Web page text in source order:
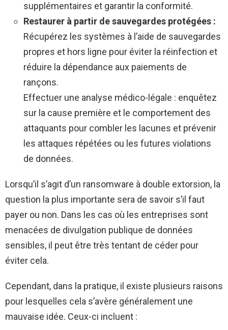
supplémentaires et garantir la conformité.
Restaurer à partir de sauvegardes protégées :
Récupérez les systèmes à l’aide de sauvegardes
propres et hors ligne pour éviter la réinfection et
réduire la dépendance aux paiements de
rançons.
Effectuer une analyse médico-légale : enquêtez
sur la cause première et le comportement des
attaquants pour combler les lacunes et prévenir
les attaques répétées ou les futures violations
de données.
Lorsqu’il s’agit d’un ransomware à double extorsion, la
question la plus importante sera de savoir s’il faut
payer ou non. Dans les cas où les entreprises sont
menacées de divulgation publique de données
sensibles, il peut être très tentant de céder pour
éviter cela.
Cependant, dans la pratique, il existe plusieurs raisons
pour lesquelles cela s’avère généralement une
mauvaise idée. Ceux-ci incluent :